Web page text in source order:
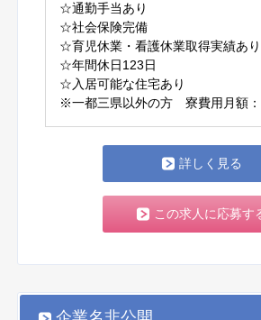
☆通勤手当あり
☆社会保険完備
☆育児休業・看護休業取得実績あり
☆年間休日123日
☆入居可能な住宅あり
※一都三県以外の方 寮費用月額：
詳しく見る
この求人に応募す